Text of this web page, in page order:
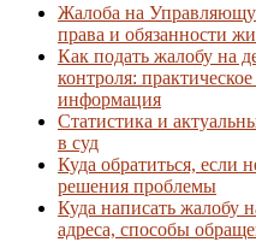
Жалоба на
права и обязанности
Как подать жалобу на
контроля:
информация
Статистика и
в суд
Куда обратиться, если
решения проблемы
Куда написать жалобу
адреса, способы